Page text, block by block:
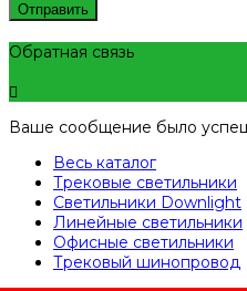
Отправить
Обратная связь
Ваше сообщение было
Весь каталог
Трековые светильники
Светильники Downlight
Линейные светильники
Офисные светильники
Трековый шинопровод